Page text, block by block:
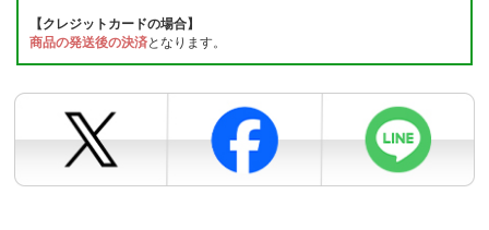
【クレジットカードの場合】
商品の発送後の決済となります。